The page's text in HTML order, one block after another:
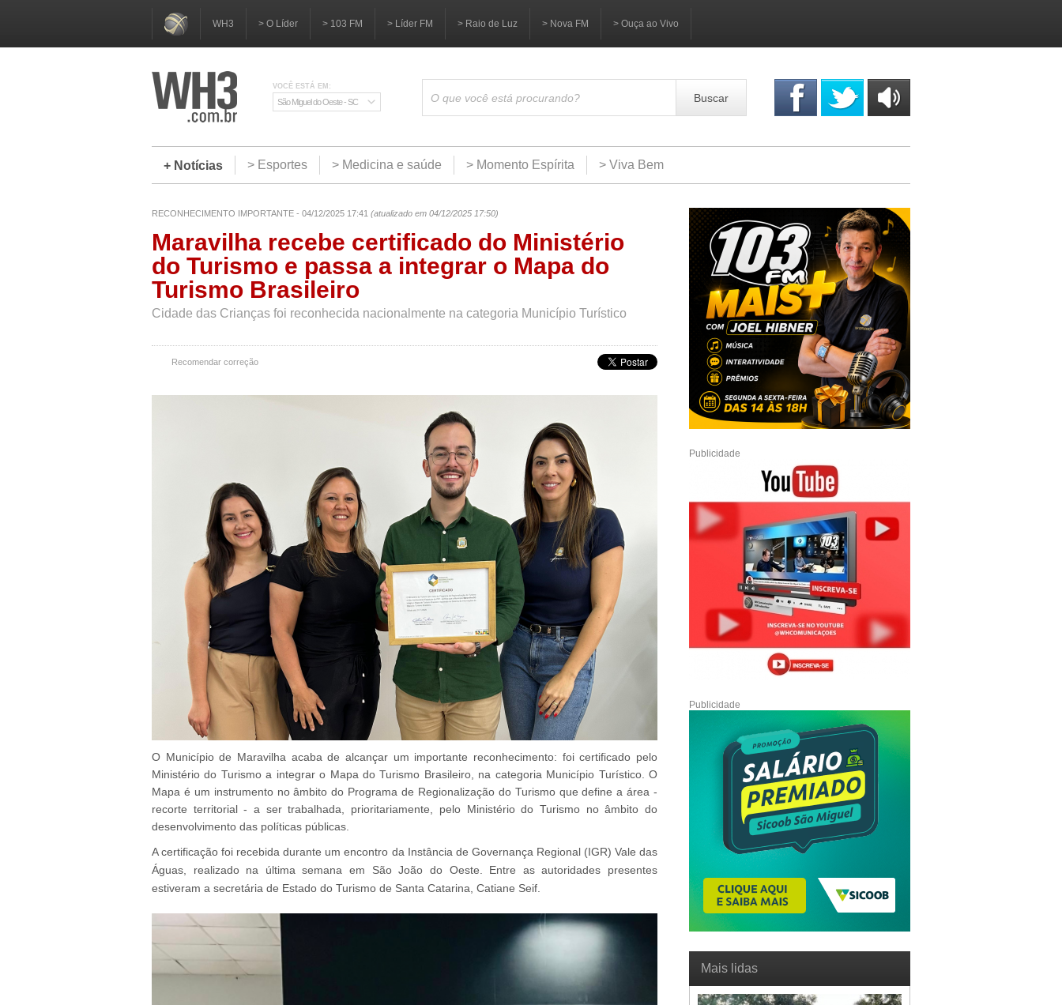
WH3 > O Líder > 103 FM > Líder FM > Raio de Luz > Nova FM > Ouça ao Vivo
VOCÊ ESTÁ EM:
São Miguel do Oeste - SC Buscar
+ Notícias
> Esportes > Medicina e saúde > Momento Espírita > Viva Bem
RECONHECIMENTO IMPORTANTE - 04/12/2025 17:41 (atualizado em 04/12/2025 17:50)
Maravilha recebe certificado do Ministério
do Turismo e passa a integrar o Mapa do
Turismo Brasileiro
Cidade das Crianças foi reconhecida nacionalmente na categoria Município Turístico
Recomendar correção
O Município de Maravilha acaba de alcançar um importante reconhecimento: foi certificado pelo
Ministério do Turismo a integrar o Mapa do Turismo Brasileiro, na categoria Município Turístico. O
Mapa é um instrumento no âmbito do Programa de Regionalização do Turismo que define a área -
recorte territorial - a ser trabalhada, prioritariamente, pelo Ministério do Turismo no âmbito do
desenvolvimento das políticas públicas.
A certificação foi recebida durante um encontro da Instância de Governança Regional (IGR) Vale das
Águas, realizado na última semana em São João do Oeste. Entre as autoridades presentes
estiveram a secretária de Estado do Turismo de Santa Catarina, Catiane Seif.
Publicidade
Publicidade
Mais lidas